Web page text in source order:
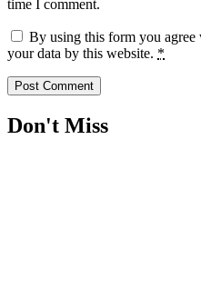
time I comment.
By using this form you
your data by this website. *
Don't Miss